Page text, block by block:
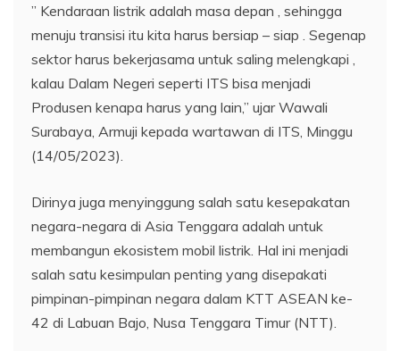
” Kendaraan listrik adalah masa depan , sehingga
menuju transisi itu kita harus bersiap – siap . Segenap
sektor harus bekerjasama untuk saling melengkapi ,
kalau Dalam Negeri seperti ITS bisa menjadi
Produsen kenapa harus yang lain,” ujar Wawali
Surabaya, Armuji kepada wartawan di ITS, Minggu
(14/05/2023).
Dirinya juga menyinggung salah satu kesepakatan
negara-negara di Asia Tenggara adalah untuk
membangun ekosistem mobil listrik. Hal ini menjadi
salah satu kesimpulan penting yang disepakati
pimpinan-pimpinan negara dalam KTT ASEAN ke-
42 di Labuan Bajo, Nusa Tenggara Timur (NTT).